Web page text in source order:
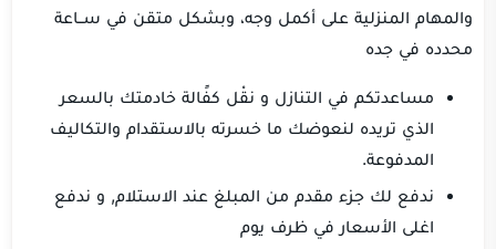
والمهام المنزلية على أكمل وجه، وبشكل متقن في ســاعة
محدده في جده
مساعدتكم في التنازل و نقْل كفًالة خادمتك بالسعر
الذي تريده لنعوضك ما خسرته بالاستقدام والتكاليف
المدفوعة.
ندفع لك جزء مقدم من المبلغ عند الاستلام, و ندفع
اغلى الأسعار في ظرف يوم